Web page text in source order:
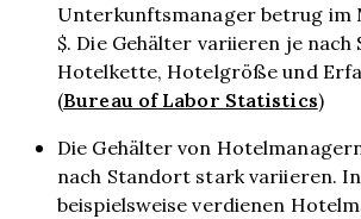
Unterkunftsmanager betrug im
$. Die Gehälter variieren je nach
Hotelkette, Hotelgröße und
(Bureau of Labor Statistics)
Die Gehälter von
nach Standort stark variieren. In
beispielsweise verdienen